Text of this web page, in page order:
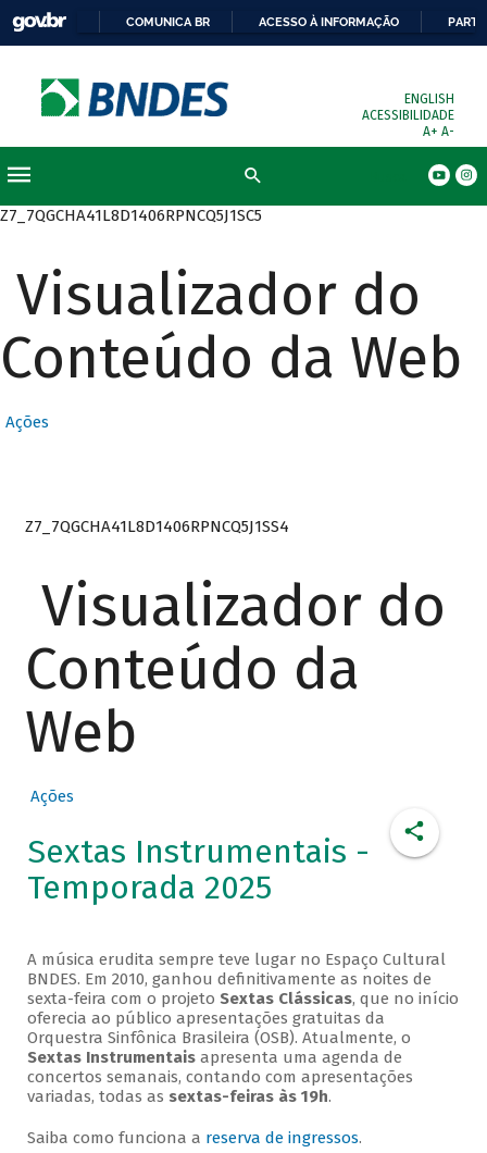
COMUNICA BR ACESSO À INFORMAÇÃO
ENGLISH
ACESSIBILIDADE
A+ A-
Z7_7QGCHA41L8D1406RPNCQ5J1SC5
Visualizador do
Conteúdo da Web
Ações
Z7_7QGCHA41L8D1406RPNCQ5J1SS4
Visualizador do
Conteúdo da
Web
Ações
Sextas Instrumentais -
Temporada 2025
A música erudita sempre teve lugar no Espaço Cultural
BNDES. Em 2010, ganhou definitivamente as noites de
sexta-feira com o projeto Sextas Clássicas, que no início
oferecia ao público apresentações gratuitas da
Orquestra Sinfônica Brasileira (OSB). Atualmente, o
Sextas Instrumentaisapresenta uma agenda de
concertos semanais, contando com apresentações
variadas, todas as sextas-feiras às 19h.
Saiba como funciona a reserva de ingressos.